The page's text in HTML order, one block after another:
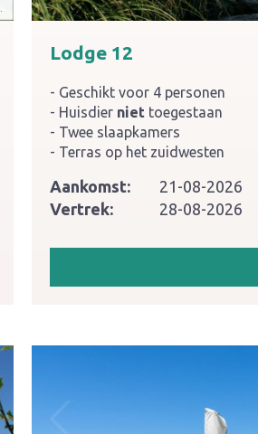
Lodge 12
Geschikt voor 4 personen
Huisdier niet toegestaan
Twee slaapkamers
Terras op het zuidwesten
Aankomst:
21-08-2026
Vertrek:
28-08-2026